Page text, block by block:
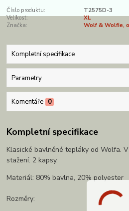
Číslo produktu:
T2575D-3
Velikost:
XL
Značka:
Wolf & Wolfie,
Kompletní specifikace
Parametry
Komentáře 0
Kompletní specifikace
Klasické bavlněné tepláky od Wolfa.
stažení. 2 kapsy.
Materiál: 80% bavlna, 20% polyester
Rozměry: